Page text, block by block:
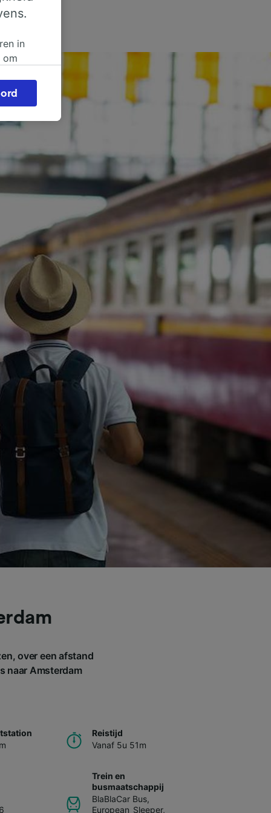
over een afstand
naar Amsterdam
Reistijd
Vanaf 5u 51m
Trein en
busmaatschappij
BlaBlaCar Bus,
European_Sleeper,
in
om
als